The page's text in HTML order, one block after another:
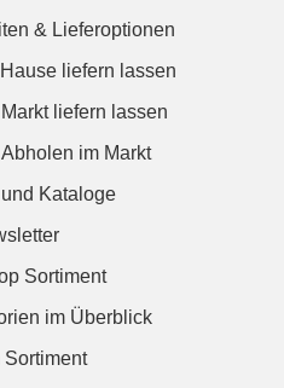
& Lieferoptionen
liefern lassen
liefern lassen
im Markt
Kataloge
Sortiment
im Überblick
Sortiment